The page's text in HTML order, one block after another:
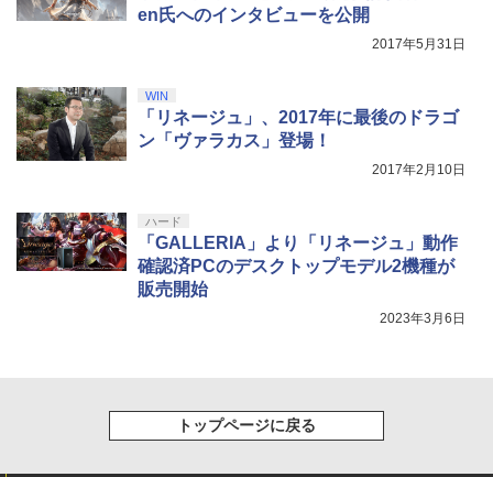
en氏へのインタビューを公開
2017年5月31日
WIN
「リネージュ」、2017年に最後のドラゴ
ン「ヴァラカス」登場！
2017年2月10日
ハード
「GALLERIA」より「リネージュ」動作
確認済PCのデスクトップモデル2機種が
販売開始
2023年3月6日
トップページに戻る